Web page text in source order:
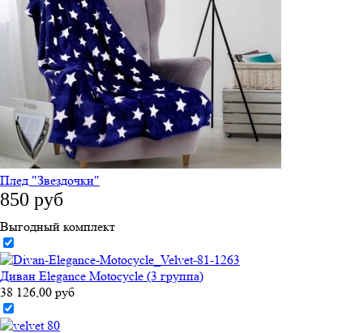
Плед "Звездочки"
850 руб
Выгодный комплект
Диван Elegance Motocycle (3 группа)
38 126,00 руб